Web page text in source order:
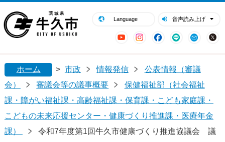
Language 音声読み上げ
YouTubeInstagram
Facebook
LINE Mail
閉じる
ホーム > 市政 情報発信
公表情報（審議
会）
審議会等の議事概要
保健福祉部（社会福祉
課・障がい福祉課・高齢福祉課・保育課・こども家庭課・
こどもの未来応援センター・健康づくり推進課・医療年金
課）
令和7年度第1回牛久市健康づくり推進協議会 議